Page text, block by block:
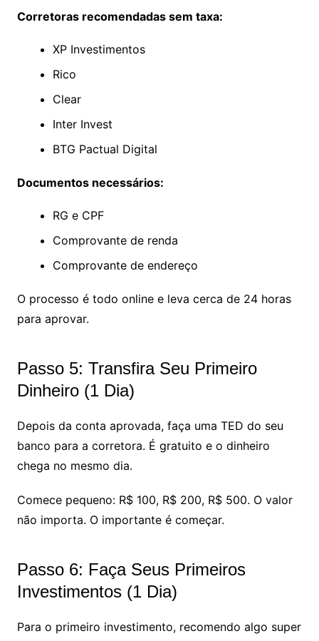
Corretoras recomendadas sem taxa:
XP Investimentos
Rico
Clear
Inter Invest
BTG Pactual Digital
Documentos necessários:
RG e CPF
Comprovante de renda
Comprovante de endereço
O processo é todo online e leva cerca de 24 horas
para aprovar.
Passo 5: Transfira Seu Primeiro
Dinheiro (1 Dia)
Depois da conta aprovada, faça uma TED do seu
banco para a corretora. É gratuito e o dinheiro
chega no mesmo dia.
Comece pequeno: R$ 100, R$ 200, R$ 500. O valor
não importa. O importante é começar.
Passo 6: Faça Seus Primeiros
Investimentos (1 Dia)
Para o primeiro investimento, recomendo algo super